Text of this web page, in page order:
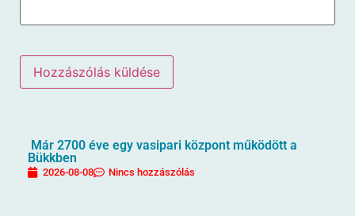
Már 2700 éve egy vasipari központ működött a
Bükkben
2026-08-08 Nincs hozzászólás